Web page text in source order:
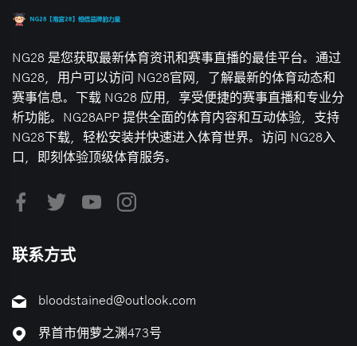
NG28 是您获取最新体育资讯和赛事直播的最佳平台。通过
NG28，用户可以访问 NG28官网，了解最新的体育动态和
赛事信息。下载 NG28 应用，享受便捷的赛事直播和专业分
析功能。NG28APP 提供全面的体育内容和互动体验，支持
NG28下载，轻松安装并快速进入体育世界。访问 NG28入
口，即刻体验顶级体育服务。
联系方式
bloodstained@outlook.com
界首市佣萝之渊473号